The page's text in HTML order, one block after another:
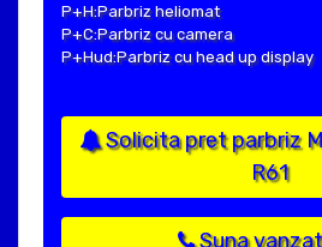
P+H:Parbriz heliomat
P+C:Parbriz cu camera
P+Hud:Parbriz cu head up display
Solicita pret parbriz
R61
Suna